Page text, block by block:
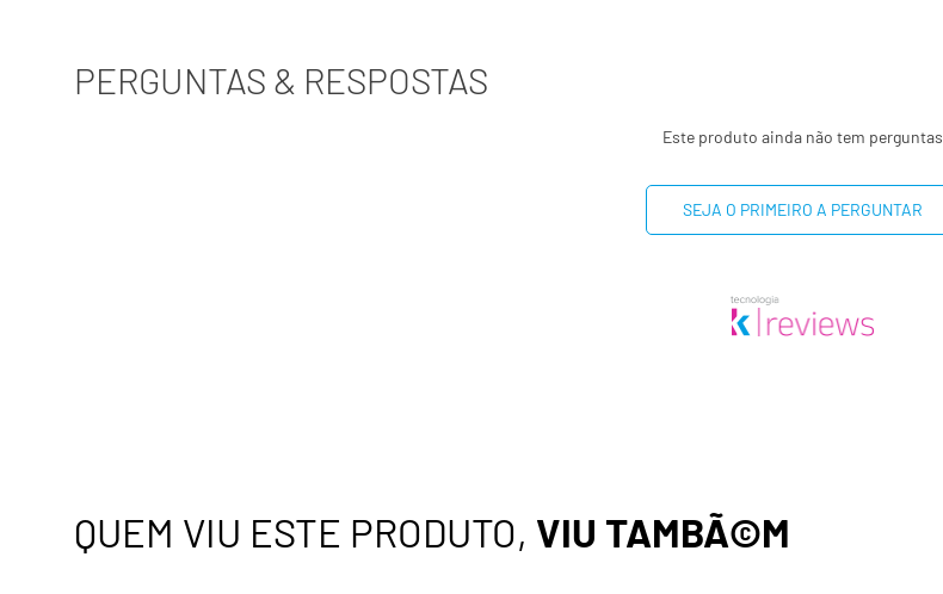
PERGUNTAS & RESPOSTAS
Este produto ainda não tem perguntas
SEJA O PRIMEIRO A PERGUNTAR
QUEM VIU ESTE PRODUTO, VIU TAMBÃ©M